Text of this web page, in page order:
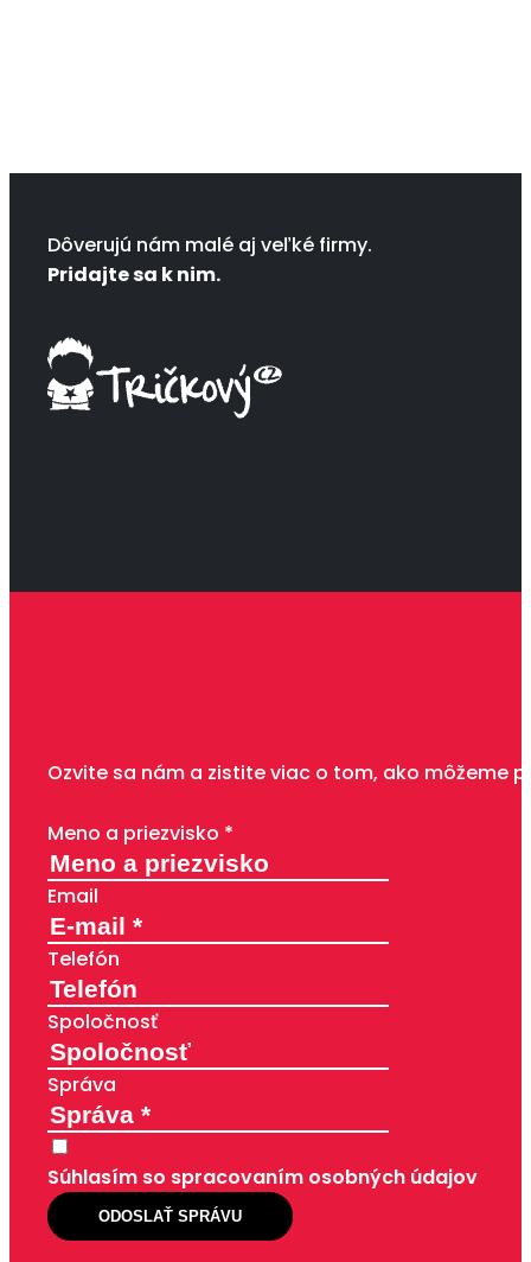
Dôverujú nám malé aj veľké firmy.
Pridajte sa k nim.
Ozvite sa nám a zistite viac o tom, ako môžeme
Meno a priezvisko *
Email
Telefón
Spoločnosť
Správa
Súhlasím so spracovaním osobných údajov
ODOSLAŤ SPRÁVU